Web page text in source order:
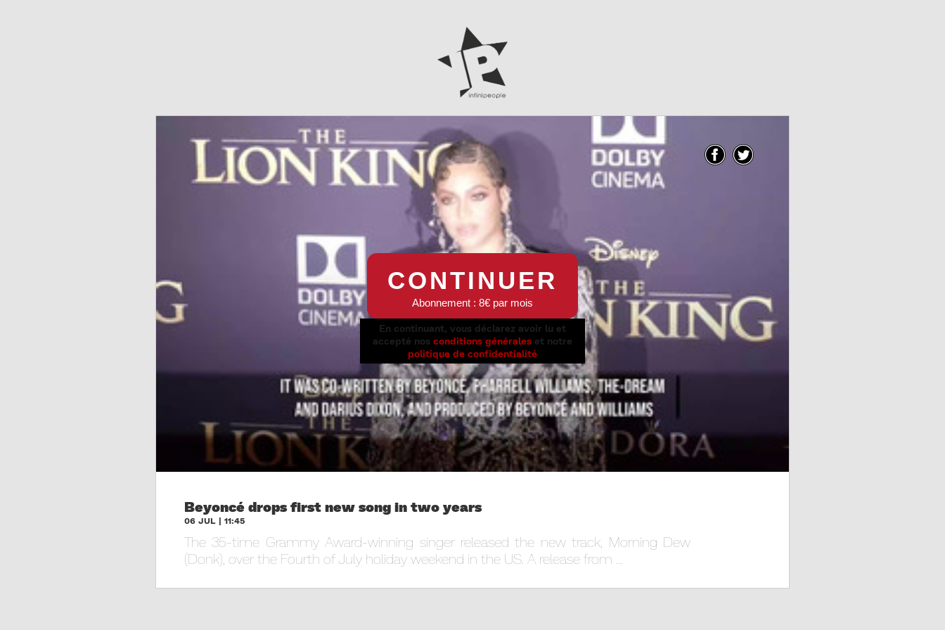
CONTINUER
Abonnement : 8€ par mois
En continuant, vous déclarez avoir lu et
accepté nos conditions générales et notre
politique de confidentialité
Beyoncé drops first new song in two years
06 JUL | 11:45
The 35-time Grammy Award-winning singer released the new track, Morning Dew
(Donk), over the Fourth of July holiday weekend in the US. A release from ...